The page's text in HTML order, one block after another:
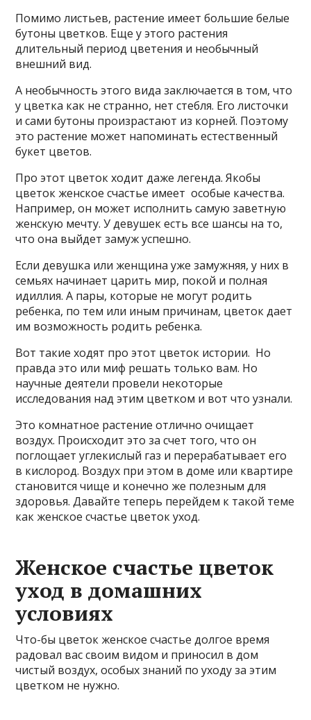
Помимо листьев, растение имеет большие белые
бутоны цветков. Еще у этого растения
длительный период цветения и необычный
внешний вид.
А необычность этого вида заключается в том, что
у цветка как не странно, нет стебля. Его листочки
и сами бутоны произрастают из корней. Поэтому
это растение может напоминать естественный
букет цветов.
Про этот цветок ходит даже легенда. Якобы
цветок женское счастье имеет особые качества.
Например, он может исполнить самую заветную
женскую мечту. У девушек есть все шансы на то,
что она выйдет замуж успешно.
Если девушка или женщина уже замужняя, у них в
семьях начинает царить мир, покой и полная
идиллия. А пары, которые не могут родить
ребенка, по тем или иным причинам, цветок дает
им возможность родить ребенка.
Вот такие ходят про этот цветок истории. Но
правда это или миф решать только вам. Но
научные деятели провели некоторые
исследования над этим цветком и вот что узнали.
Это комнатное растение отлично очищает
воздух. Происходит это за счет того, что он
поглощает углекислый газ и перерабатывает его
в кислород. Воздух при этом в доме или квартире
становится чище и конечно же полезным для
здоровья. Давайте теперь перейдем к такой теме
как женское счастье цветок уход.
Женское счастье цветок
уход в домашних
условиях
Что-бы цветок женское счастье долгое время
радовал вас своим видом и приносил в дом
чистый воздух, особых знаний по уходу за этим
цветком не нужно.